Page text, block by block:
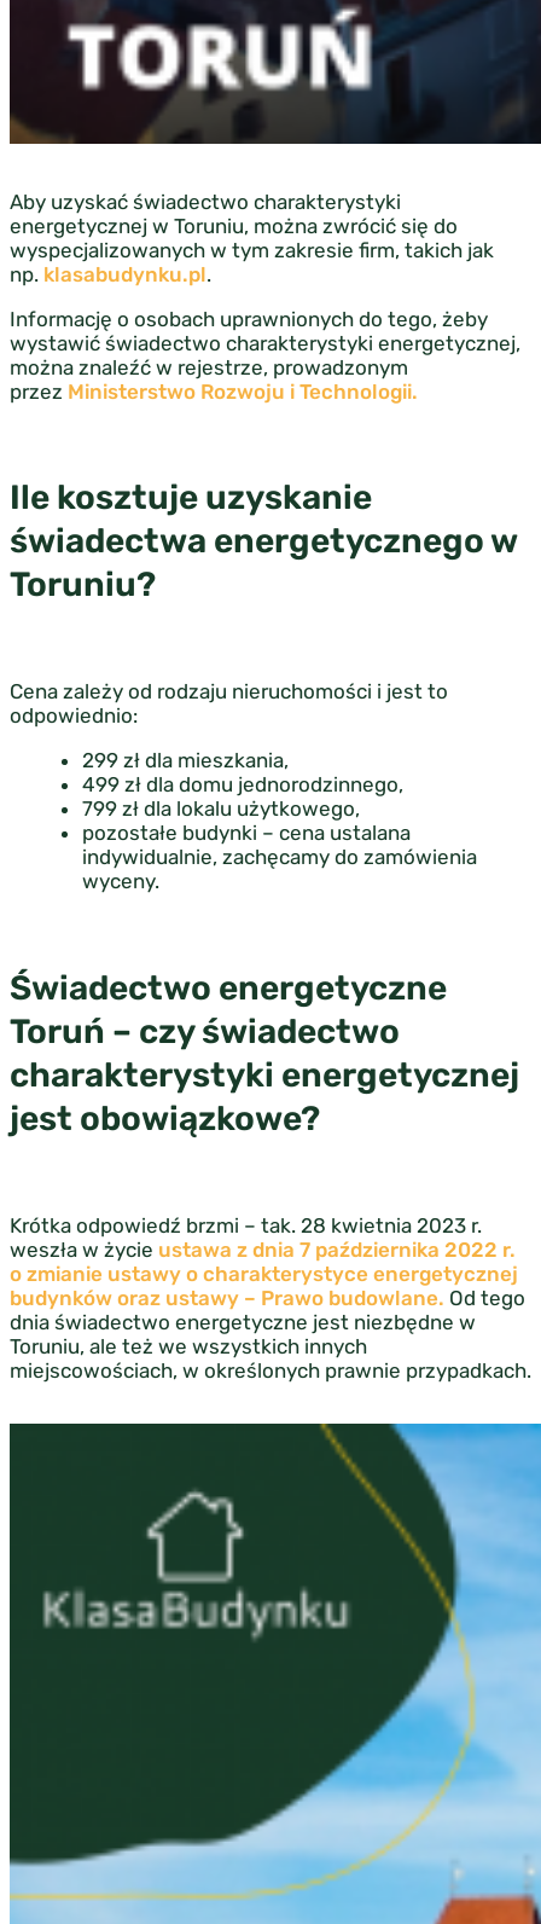
Aby uzyskać świadectwo charakterystyki
energetycznej w Toruniu, można zwrócić się do
wyspecjalizowanych w tym zakresie firm, takich jak
np. klasabudynku.pl.
Informację o osobach uprawnionych do tego, żeby
wystawić świadectwo charakterystyki energetycznej,
można znaleźć w rejestrze, prowadzonym
przez Ministerstwo Rozwoju i Technologii.
Ile kosztuje uzyskanie
świadectwa energetycznego w
Toruniu?
Cena zależy od rodzaju nieruchomości i jest to
odpowiednio:
299 zł dla mieszkania,
499 zł dla domu jednorodzinnego,
799 zł dla lokalu użytkowego,
pozostałe budynki – cena ustalana
indywidualnie, zachęcamy do zamówienia
wyceny.
Świadectwo energetyczne
Toruń – czy świadectwo
charakterystyki energetycznej
jest obowiązkowe?
Krótka odpowiedź brzmi – tak. 28 kwietnia 2023 r.
weszła w życie ustawa z dnia 7 października 2022 r.
o zmianie ustawy o charakterystyce energetycznej
budynków oraz ustawy – Prawo budowlane. Od tego
dnia świadectwo energetyczne jest niezbędne w
Toruniu, ale też we wszystkich innych
miejscowościach, w określonych prawnie przypadkach.